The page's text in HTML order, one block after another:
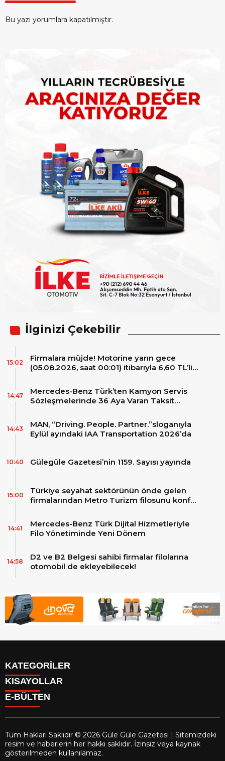
Bu yazı yorumlara kapatılmıştır.
İlginizi Çekebilir
Firmalara müjde! Motorine yarın gece
(05.08.2026, saat 00:01) itibarıyla 6,60 TL’lik
15:02
Mercedes-Benz Türk’ten Kamyon Servis
Sözleşmelerinde 36 Aya Varan Taksit
14:47
MAN, “Driving. People. Partner.”sloganıyla
Eylül ayındaki IAA Transportation 2026’da
14:43
Gülegüle Gazetesi’nin 1159. Sayısı yayında
10:40
Türkiye seyahat sektörünün önde gelen
firmalarından Metro Turizm filosunu konfor
MAN Skyliner ile güçlendirdi!
15:00
Mercedes-Benz Türk Dijital Hizmetleriyle
Filo Yönetiminde Yeni Dönem
14:41
D2 ve B2 Belgesi sahibi firmalar filolarına
otomobil de ekleyebilecek!
14:58
KATEGORİLER
Reklam
Firma Rehberi
İletişim
Künye
Gizlilik Politikası
KISAYOLLAR
Facebook
Instagram
E-BÜLTEN
gulegule.com.tr e-bültenine abone olarak, tarafınıza haber,
duyuru ve kampanya içerikli e-postaların gönderilmesini kabul
Tüm Hakları Saklıdır © 2026 Güle Güle Gazetesi | Sitemizdeki
resim ve haberlerin her hakkı saklıdır. İzinsiz veya kaynak
gösterilmeden kullanılamaz.